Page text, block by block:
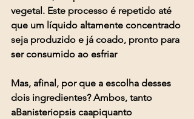
vegetal. Este processo é repetido até
que um líquido altamente concentrado
seja produzido e já coado, pronto para
ser consumido ao esfriar
Mas, afinal, por que a escolha desses
dois ingredientes? Ambos, tanto
aBanisteriopsis caapiquanto